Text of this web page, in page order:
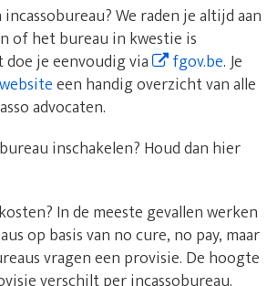
We raden je altijd aan
of het bureau in kwestie is
je eenvoudig via
fgov.be. Je
een handig overzicht van alle
advocaten.
inschakelen? Houd dan hier
In de meeste gevallen werken
op basis van no cure, no pay, maar
vragen een provisie. De hoogte